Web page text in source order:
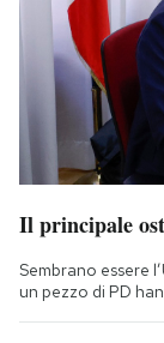
Il principale
Sembrano essere
un pezzo di PD